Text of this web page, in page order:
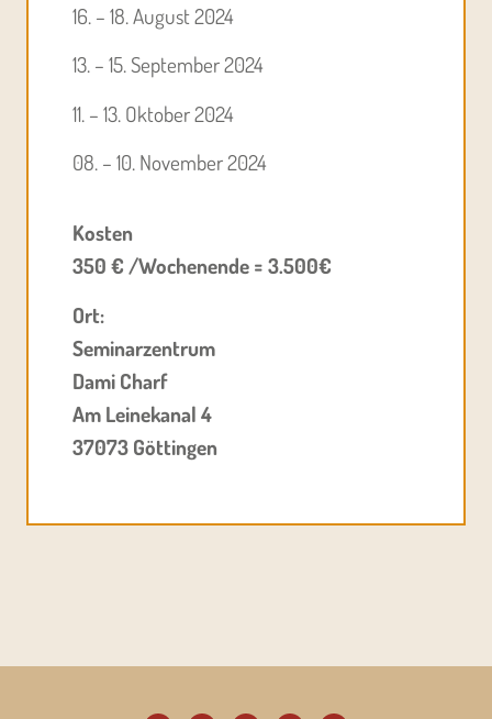
16. – 18. August 2024
13. – 15. September 2024
11. – 13. Oktober 2024
08. – 10. November 2024
Kosten
350 € /Wochenende = 3.500€
Ort:
Seminarzentrum
Dami Charf
Am Leinekanal 4
37073 Göttingen